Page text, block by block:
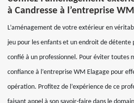
à Candresse à l’entreprise
L’aménagement de votre extérieur en
jeu pour les enfants et un endroit de
confié à un professionnel. Pour éviter toutes
confiance à l’entreprise WM Elagage pour
opération. Profitez de l’expérience de ce